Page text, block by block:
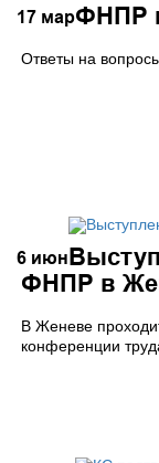
17 марФНПР
Ответы на
6 июн
ФНПР в
В Женеве
конференции